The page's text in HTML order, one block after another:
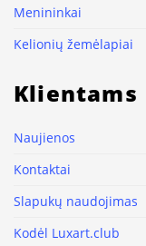
Menininkai
Kelionių žemėlapiai
Klientams
Naujienos
Kontaktai
Slapukų naudojimas
Kodėl Luxart.club